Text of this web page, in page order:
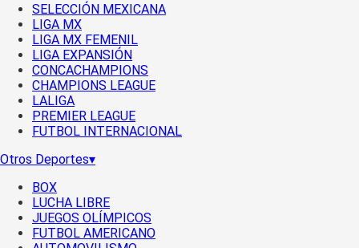
SELECCIÓN MEXICANA
LIGA MX
LIGA MX FEMENIL
LIGA EXPANSIÓN
CONCACHAMPIONS
CHAMPIONS LEAGUE
LALIGA
PREMIER LEAGUE
FUTBOL INTERNACIONAL
Otros Deportes▾
BOX
LUCHA LIBRE
JUEGOS OLÍMPICOS
FUTBOL AMERICANO